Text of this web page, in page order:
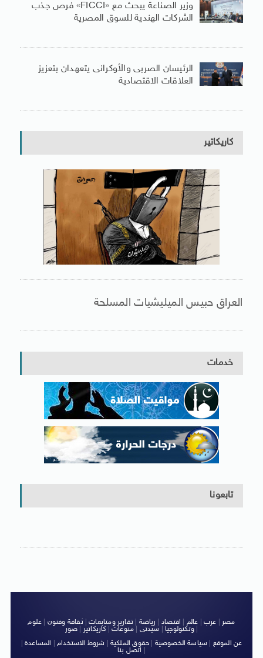
وزير الصناعة يبحث مع «FICCI» فرص جذب
الشركات الهندية للسوق المصرية
الرئيسان الصربى والأوكرانى يتعهدان بتعزيز
العلاقات الاقتصادية
كاريكاتير
العراق حبيس الميليشيات المسلحة
خدمات
تابعونا
مصر عرب عالم اقتصاد رياضة |تقارير ومتابعات|ثقافة وفنون
علوم
وتكنولوجيا| سيدتى منوعات كاريكاتير صور
|
عن الموقع
سياسة الخصوصية حقوق الملكية شروط الاستخدام| المساعدة|
اتصل بنا